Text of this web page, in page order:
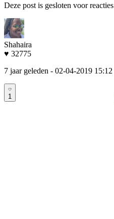
Deze post is gesloten voor reacties
Shahaira
♥ 32775
7 jaar geleden - 02-04-2019 15:12
1